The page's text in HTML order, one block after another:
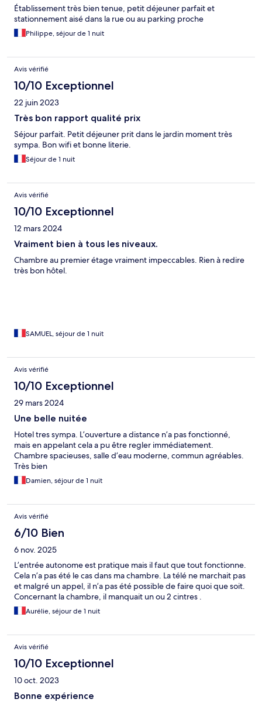
Établissement très bien tenue, petit déjeuner parfait et
stationnement aisé dans la rue ou au parking proche
Philippe, séjour de 1 nuit
Avis vérifié
10/10 Exceptionnel
22 juin 2023
Très bon rapport qualité prix
Séjour parfait. Petit déjeuner prit dans le jardin moment très
sympa. Bon wifi et bonne literie.
Séjour de 1 nuit
Avis vérifié
10/10 Exceptionnel
12 mars 2024
Vraiment bien à tous les niveaux.
Chambre au premier étage vraiment impeccables. Rien à redire
très bon hôtel.
SAMUEL, séjour de 1 nuit
Avis vérifié
10/10 Exceptionnel
29 mars 2024
Une belle nuitée
Hotel tres sympa. L’ouverture a distance n’a pas fonctionné,
mais en appelant cela a pu être regler immédiatement.
Chambre spacieuses, salle d’eau moderne, commun agréables.
Très bien
Damien, séjour de 1 nuit
Avis vérifié
6/10 Bien
6 nov. 2025
L’entrée autonome est pratique mais il faut que tout fonctionne.
Cela n’a pas été le cas dans ma chambre. La télé ne marchait pas
et malgré un appel, il n’a pas été possible de faire quoi que soit.
Concernant la chambre, il manquait un ou 2 cintres .
Aurélie, séjour de 1 nuit
Avis vérifié
10/10 Exceptionnel
10 oct. 2023
Bonne expérience